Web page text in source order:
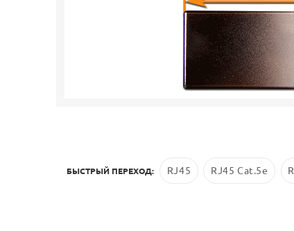
БЫСТРЫЙ ПЕРЕХОД: RJ45 RJ45 Cat.5е